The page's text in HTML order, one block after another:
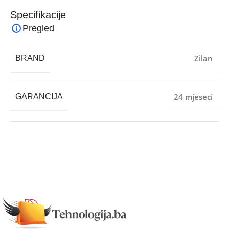
Specifikacije
Pregled
BRAND Zilan
GARANCIJA 24 mjeseci